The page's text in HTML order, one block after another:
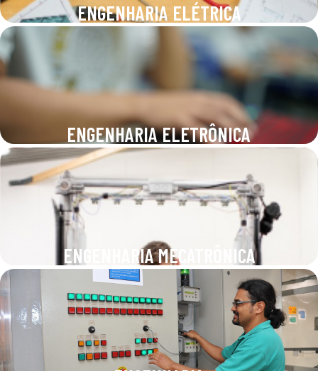
ENGENHARIA ELÉTRICA
ENGENHARIA ELETRÔNICA
ENGENHARIA MECATRÔNICA